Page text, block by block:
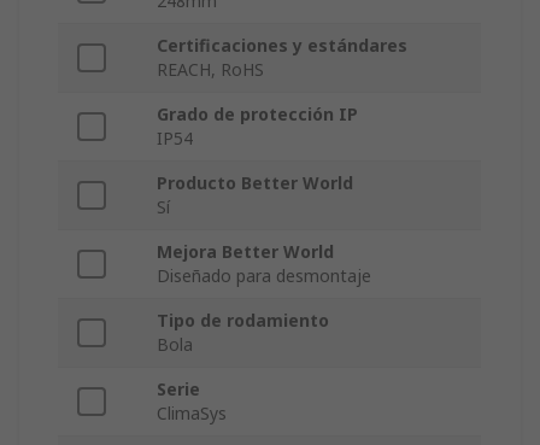
Certificaciones y estándares
REACH, RoHS
Grado de protección IP
IP54
Producto Better World
Sí
Mejora Better World
Diseñado para desmontaje
Tipo de rodamiento
Bola
Serie
ClimaSys